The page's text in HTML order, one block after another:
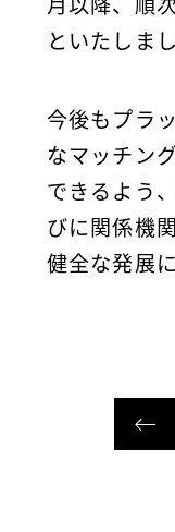
といたしまし
今後もプラ
なマッチン
できるよう
びに関係機
健全な発展